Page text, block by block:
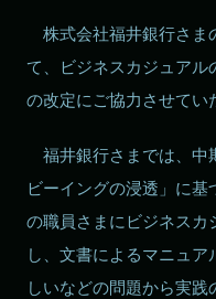
株式会社福井銀行さま
て、ビジネスカジュアル
の改定にご協力させてい
福井銀行さまでは、中
ビーイングの浸透」に
の職員さまにビジネスカ
し、文書によるマニュ
しいなどの問題から実